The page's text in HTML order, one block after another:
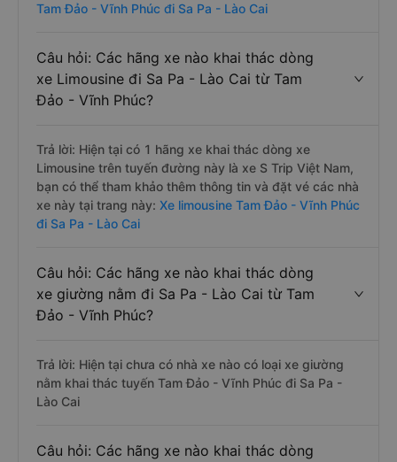
Tam Đảo - Vĩnh Phúc đi Sa Pa - Lào Cai
Câu hỏi: Các hãng xe nào khai thác dòng
xe Limousine đi Sa Pa - Lào Cai từ Tam
Đảo - Vĩnh Phúc?
Trả lời: Hiện tại có 1 hãng xe khai thác dòng xe
Limousine trên tuyến đường này là xe S Trip Việt Nam,
bạn có thể tham khảo thêm thông tin và đặt vé các nhà
xe này tại trang này: Xe limousine Tam Đảo - Vĩnh Phúc
đi Sa Pa - Lào Cai
Câu hỏi: Các hãng xe nào khai thác dòng
xe giường nằm đi Sa Pa - Lào Cai từ Tam
Đảo - Vĩnh Phúc?
Trả lời: Hiện tại chưa có nhà xe nào có loại xe giường
nằm khai thác tuyến Tam Đảo - Vĩnh Phúc đi Sa Pa -
Lào Cai
Câu hỏi: Các hãng xe nào khai thác dòng